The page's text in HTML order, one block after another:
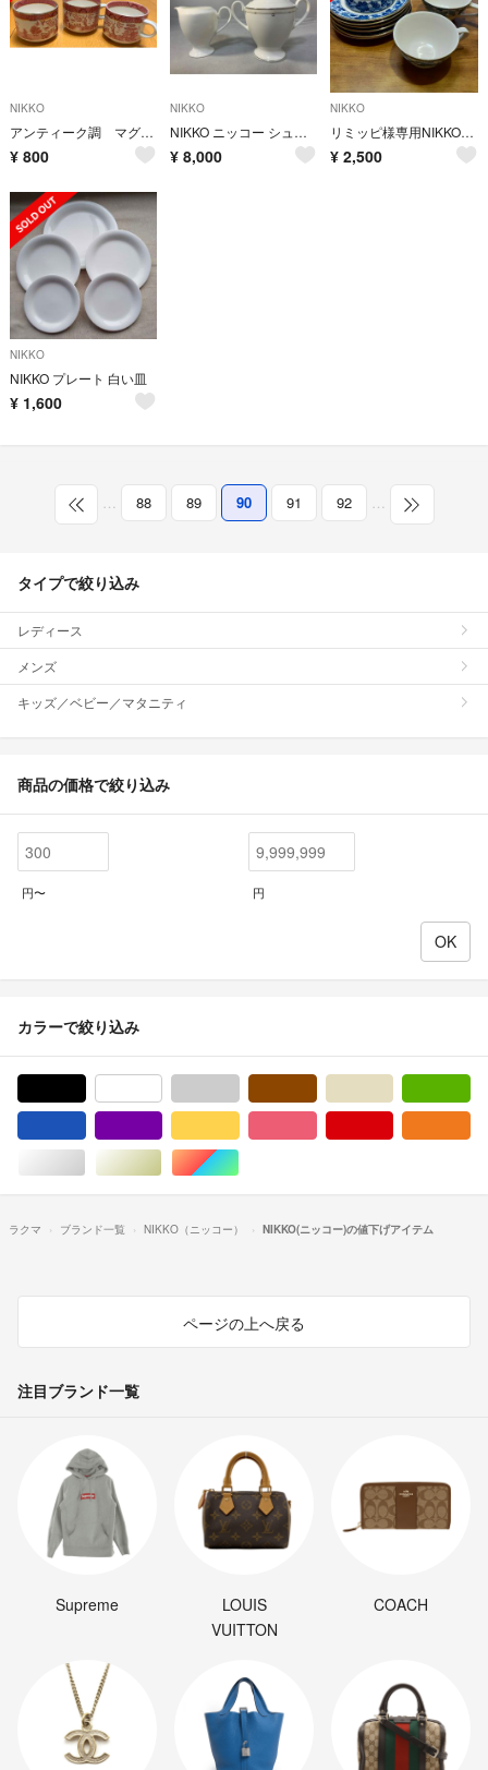
NIKKO
アンティーク調 マグカップ ３個組（箱なし）
¥ 800
NIKKO
NIKKO ニッコー シュガーポット ミルクピッチャー
¥ 8,000
NIKKO
リミッピ様専用NIKKOコーヒーカップ、皿
¥ 2,500
NIKKO
NIKKO プレート 白い皿
¥ 1,600
… 88 89 90 91 92 …
タイプで絞り込み
レディース
メンズ
キッズ／ベビー／マタニティ
商品の価格で絞り込み
円〜 円
カラーで絞り込み
シルバー/銀色系ゴールド/金色系マルチカラー
ラクマ ブランド一覧 NIKKO（ニッコー） NIKKO(ニッコー)の値下げアイテム
ページの上へ戻る
注目ブランド一覧
Supreme
LOUIS
VUITTON
COACH